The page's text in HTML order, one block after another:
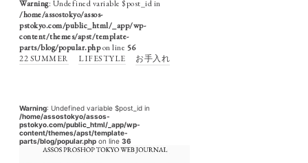
Warning: Undefined variable $post_id in
/home/assostokyo/assos-
pstokyo.com/public_html/_app/wp-
content/themes/apst/template-
parts/blog/popular.phpon line 56
22 SUMMER
LIFESTYLE お手入れ
Warning: Undefined variable $post_id in
/home/assostokyo/assos-
pstokyo.com/public_html/_app/wp-
content/themes/apst/template-
parts/blog/popular.php on line 36